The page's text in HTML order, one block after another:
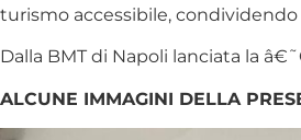
turismo accessibile,
Dalla BMT di Napoli lanciata la
ALCUNE IMMAGINI DELLA